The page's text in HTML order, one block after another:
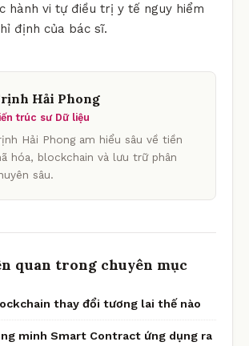
hành vi tự điều trị y tế nguy hiểm
định của bác sĩ.
Hải Phong
trúc sư Dữ liệu
Hải Phong am hiểu sâu về tiền
hóa, blockchain và lưu trữ phân
sâu.
quan trong chuyên mục
thay đổi tương lai thế nào
minh Smart Contract ứng dụng ra